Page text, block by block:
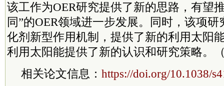
该工作为OER研究提供了新的思路，有望
同”的OER领域进一步发展。同时，该项
化剂新型作用机制，提供了新的利用太阳
利用太阳能提供了新的认识和研究策略。
相关论文信息： https://doi.org/10.1038/